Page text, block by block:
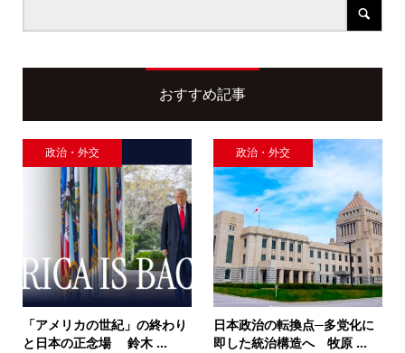
おすすめ記事
政治・外交
「アメリカの世紀」の終わり
と日本の正念場 鈴木 ...
政治・外交
日本政治の転換点─多党化に
即した統治構造へ 牧原 ...